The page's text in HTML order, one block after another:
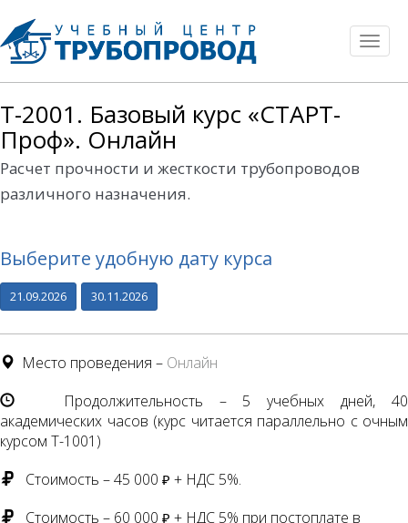
T-2001. Базовый курс «СТАРТ-
Проф». Онлайн
Расчет прочности и жесткости трубопроводов
различного назначения.
Выберите удобную дату курса
21.09.2026 30.11.2026
Место проведения – Онлайн
Продолжительность – 5 учебных дней, 40
академических часов (курс читается параллельно с очным
курсом Т-1001)
Стоимость – 45 000 ₽ + НДС 5%.
Стоимость – 60 000 ₽ + НДС 5% при постоплате в